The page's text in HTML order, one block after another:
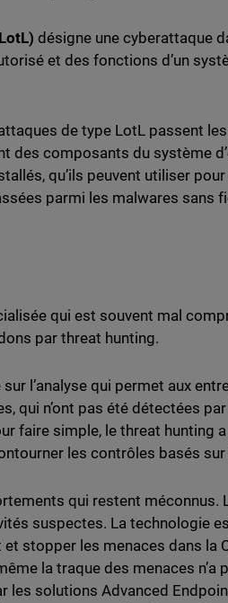
désigne une cyberattaque
et des fonctions d’un
de type LotL passent
des composants du système
qu’ils peuvent utiliser
parmi les malwares sans
qui est souvent mal
par threat hunting.
l’analyse qui permet aux
qui n’ont pas été détectées
faire simple, le threat hunting
les contrôles basés
qui restent méconnus.
suspectes. La technologie
stopper les menaces dans la
la traque des menaces n’a
les solutions Advanced